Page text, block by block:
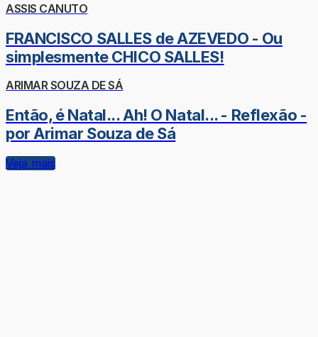
ASSIS CANUTO
FRANCISCO SALLES de AZEVEDO - Ou
simplesmente CHICO SALLES!
ARIMAR SOUZA DE SÁ
Então, é Natal... Ah! O Natal... - Reflexão -
por Arimar Souza de Sá
Veja mais